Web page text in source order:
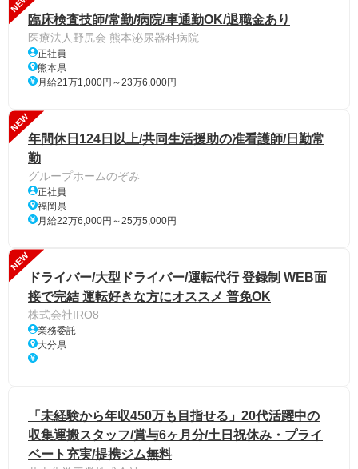
臨床検査技師/常勤/病院/車通勤OK/退職金あり
医療法人野尻会 熊本泌尿器科病院
正社員
熊本県
月給21万1,000円～23万6,000円
NEW
年間休日124日以上/共同生活援助の准看護師/日勤常
勤
グループホームのぞみ
正社員
福岡県
月給22万6,000円～25万5,000円
NEW
ドライバー/大型ドライバー/運転代行 登録制 WEB面
接で完結 運転好きな方にオススメ 普免OK
株式会社IRO8
業務委託
大分県
「未経験から年収450万も目指せる」20代活躍中の
収集運搬スタッフ/賞与6ヶ月分/土日祝休み・プライ
ベート充実/提携ジム無料